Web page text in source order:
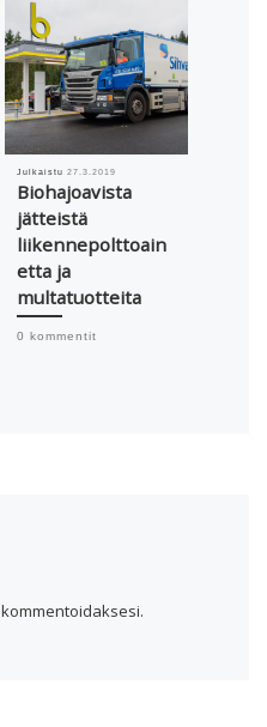
Julkaistu27.3.2019
Biohajoavista
jätteistä
liikennepolttoain
etta ja
multatuotteita
0 kommentit
kommentoidaksesi.